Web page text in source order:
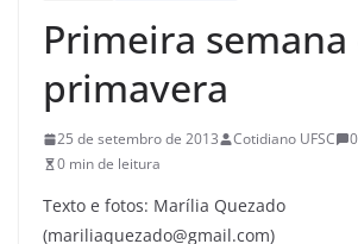
Primeira semana
primavera
25 de setembro de 2013 Cotidiano UFSC
0 min de leitura
Texto e fotos: Marília Quezado
(mariliaquezado@gmail.com)